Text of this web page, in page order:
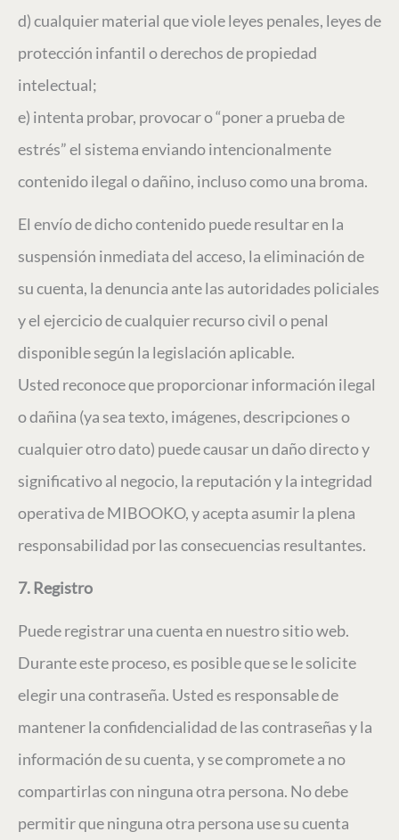
d) cualquier material que viole leyes penales, leyes de
protección infantil o derechos de propiedad
intelectual;
e) intenta probar, provocar o “poner a prueba de
estrés” el sistema enviando intencionalmente
contenido ilegal o dañino, incluso como una broma.
El envío de dicho contenido puede resultar en la
suspensión inmediata del acceso, la eliminación de
su cuenta, la denuncia ante las autoridades policiales
y el ejercicio de cualquier recurso civil o penal
disponible según la legislación aplicable.
Usted reconoce que proporcionar información ilegal
o dañina (ya sea texto, imágenes, descripciones o
cualquier otro dato) puede causar un daño directo y
significativo al negocio, la reputación y la integridad
operativa de MIBOOKO, y acepta asumir la plena
responsabilidad por las consecuencias resultantes.
7. Registro
Puede registrar una cuenta en nuestro sitio web.
Durante este proceso, es posible que se le solicite
elegir una contraseña. Usted es responsable de
mantener la confidencialidad de las contraseñas y la
información de su cuenta, y se compromete a no
compartirlas con ninguna otra persona. No debe
permitir que ninguna otra persona use su cuenta